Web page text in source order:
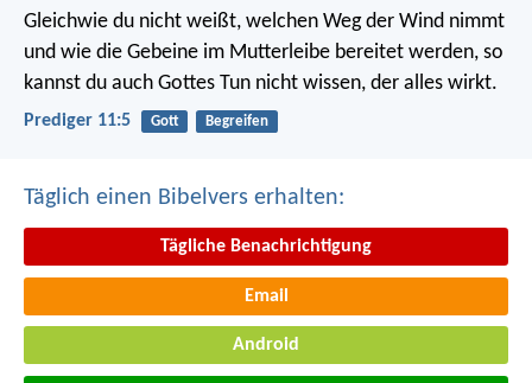
Gleichwie du nicht weißt, welchen Weg der Wind nimmt
und wie die Gebeine im Mutterleibe bereitet werden, so
kannst du auch Gottes Tun nicht wissen, der alles wirkt.
Prediger 11:5 Gott Begreifen
Täglich einen Bibelvers erhalten:
Tägliche Benachrichtigung
Email
Android